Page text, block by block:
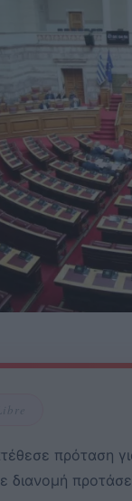
πρόταση
διανομή